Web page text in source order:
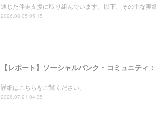
通じた伴走支援に取り組んでいます。以下、その主な実
2026.08.05 05:15
詳細はこちらをご覧ください。
2026.07.21 04:35